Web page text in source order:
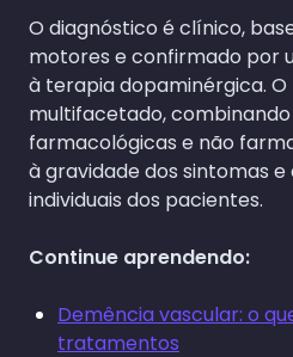
O diagnóstico é clínico,
motores e confirmado por
à terapia dopaminérgica.
multifacetado,
farmacológicas e não
à gravidade dos sintomas e
individuais dos pacientes.
Continue aprendendo:
Demência vascular: o
tratamentos